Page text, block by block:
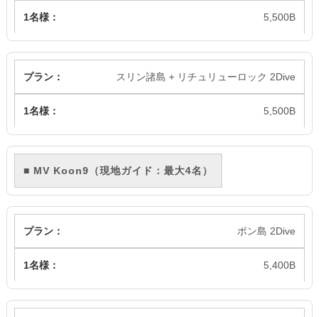
5,500B
スリン諸島 + リチュリューロック 2Dive
5,500B
■ MV Koon9（現地ガイド：最大4名）
ボン島 2Dive
5,400B